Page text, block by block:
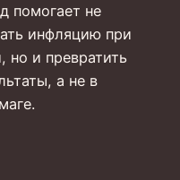
помогает не
инфляцию при
но и превратить
а не в